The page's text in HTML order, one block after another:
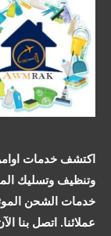
اكتشف خدمات
وتنظيف وتسليك
خدمات الشحن
عملائنا. اتصل بنا